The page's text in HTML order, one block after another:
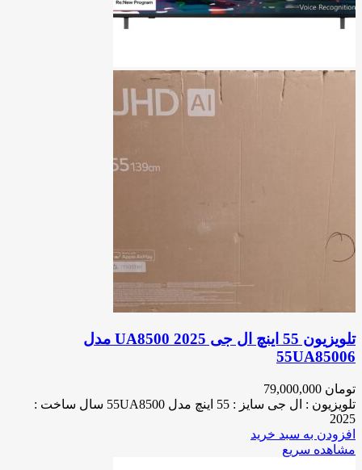
تلویزیون 55 اینچ ال جی 2025 UA8500 مدل
55UA85006
تومان
تلویزیون : ال جی سایز : 55 اینچ مدل 55UA8500 سال ساخت :
2025
افزودن به سبد خرید
مشاهده سریع